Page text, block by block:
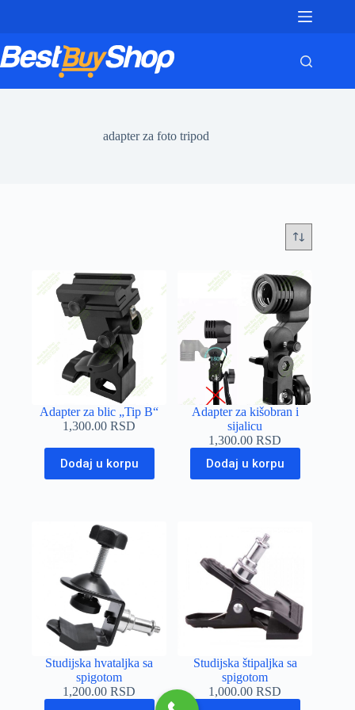
adapter za foto tripod
Adapter za blic „Tip B“
1,300.00RSD
Dodaj u korpu
Adapter za kišobran i
sijalicu
1,300.00RSD
Dodaj u korpu
Studijska hvataljka sa
spigotom
1,200.00RSD
Studijska štipaljka sa
spigotom
1,000.00RSD